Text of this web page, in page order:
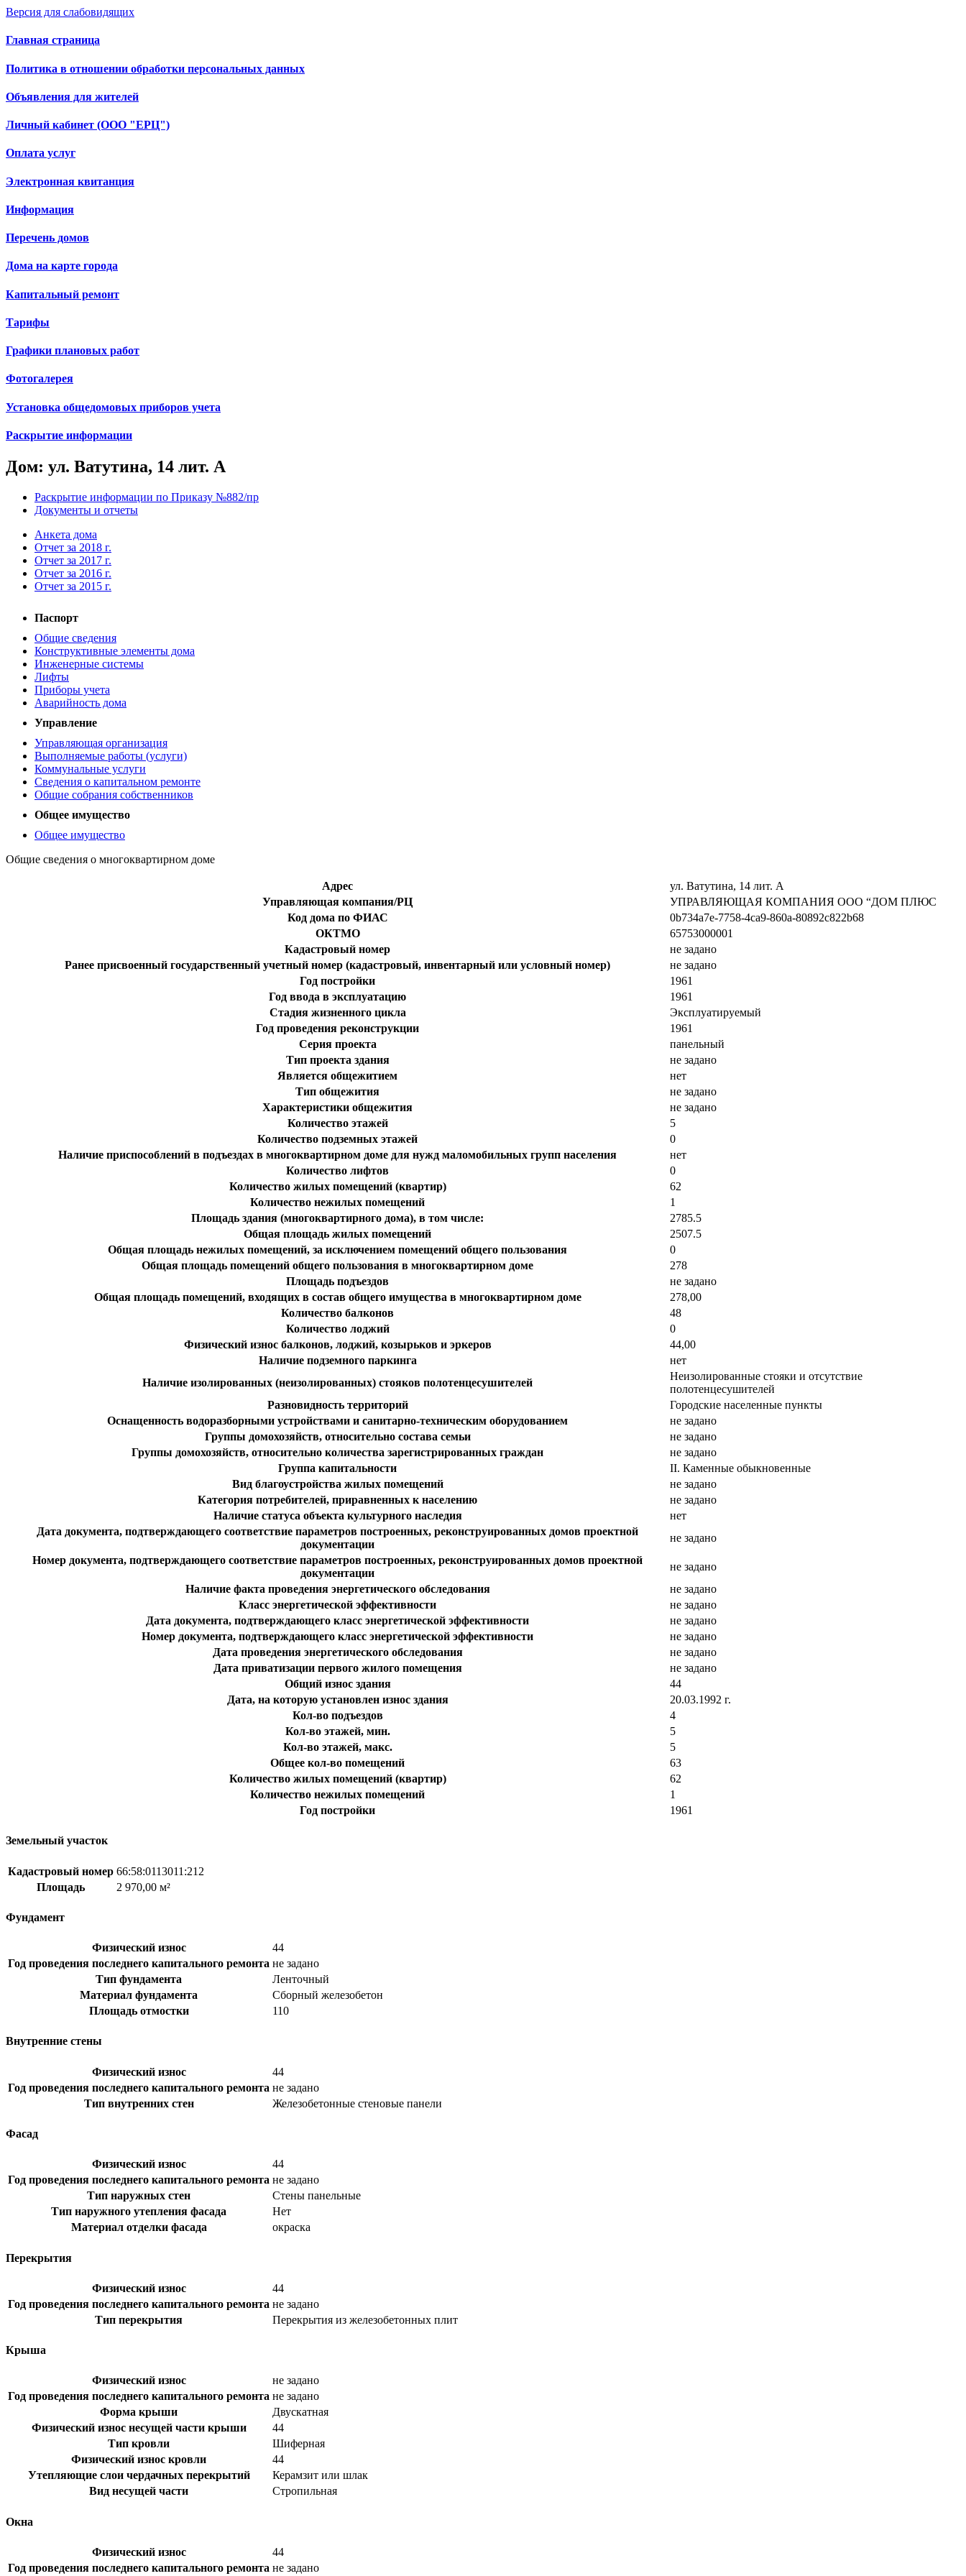
Версия для слабовидящих
Главная страница
Политика в отношении обработки персональных данных
Объявления для жителей
Личный кабинет (ООО "ЕРЦ")
Оплата услуг
Электронная квитанция
Информация
Перечень домов
Дома на карте города
Капитальный ремонт
Тарифы
Графики плановых работ
Фотогалерея
Установка общедомовых приборов учета
Раскрытие информации
Дом: ул. Ватутина, 14 лит. А
Раскрытие информации по Приказу №882/пр
Документы и отчеты
Анкета дома
Отчет за 2018 г.
Отчет за 2017 г.
Отчет за 2016 г.
Отчет за 2015 г.
Паспорт
Общие сведения
Конструктивные элементы дома
Инженерные системы
Лифты
Приборы учета
Аварийность дома
Управление
Управляющая организация
Выполняемые работы (услуги)
Коммунальные услуги
Сведения о капитальном ремонте
Общие собрания собственников
Общее имущество
Общее имущество
Общие сведения о многоквартирном доме
Адрес
ул. Ватутина, 14 лит. А
Управляющая компания/РЦ
УПРАВЛЯЮЩАЯ КОМПАНИЯ ООО “ДОМ ПЛЮС
Код дома по ФИАС
0b734a7e-7758-4ca9-860a-80892c822b68
ОКТМО
65753000001
Кадастровый номер
не задано
Ранее присвоенный государственный учетный номер (кадастровый, инвентарный или условный номер)
не задано
Год постройки
1961
Год ввода в эксплуатацию
1961
Стадия жизненного цикла
Эксплуатируемый
Год проведения реконструкции
1961
Серия проекта
панельный
Тип проекта здания
не задано
Является общежитием
нет
Тип общежития
не задано
Характеристики общежития
не задано
Количество этажей
5
Количество подземных этажей
0
Наличие приспособлений в подъездах в многоквартирном доме для нужд маломобильных групп населения
нет
Количество лифтов
0
Количество жилых помещений (квартир)
62
Количество нежилых помещений
1
Площадь здания (многоквартирного дома), в том числе:
2785.5
Общая площадь жилых помещений
2507.5
Общая площадь нежилых помещений, за исключением помещений общего пользования
0
Общая площадь помещений общего пользования в многоквартирном доме
278
Площадь подъездов
не задано
Общая площадь помещений, входящих в состав общего имущества в многоквартирном доме
278,00
Количество балконов
48
Количество лоджий
0
Физический износ балконов, лоджий, козырьков и эркеров
44,00
Наличие подземного паркинга
нет
Наличие изолированных (неизолированных) стояков полотенцесушителей
Неизолированные стояки и отсутствие
полотенцесушителей
Разновидность территорий
Городские населенные пункты
Оснащенность водоразборными устройствами и санитарно-техническим оборудованием
не задано
Группы домохозяйств, относительно состава семьи
не задано
Группы домохозяйств, относительно количества зарегистрированных граждан
не задано
Группа капитальности
II. Каменные обыкновенные
Вид благоустройства жилых помещений
не задано
Категория потребителей, приравненных к населению
не задано
Наличие статуса объекта культурного наследия
нет
Дата документа, подтверждающего соответствие параметров построенных, реконструированных домов проектной
документации
не задано
Номер документа, подтверждающего соответствие параметров построенных, реконструированных домов проектной
документации
не задано
Наличие факта проведения энергетического обследования
не задано
Класс энергетической эффективности
не задано
Дата документа, подтверждающего класс энергетической эффективности
не задано
Номер документа, подтверждающего класс энергетической эффективности
не задано
Дата проведения энергетического обследования
не задано
Дата приватизации первого жилого помещения
не задано
Общий износ здания
44
Дата, на которую установлен износ здания
20.03.1992 г.
Кол-во подъездов
4
Кол-во этажей, мин.
5
Кол-во этажей, макс.
5
Общее кол-во помещений
63
Количество жилых помещений (квартир)
62
Количество нежилых помещений
1
Год постройки
1961
Земельный участок
Кадастровый номер 66:58:0113011:212
Площадь
2 970,00 м²
Фундамент
Физический износ
44
Год проведения последнего капитального ремонта не задано
Тип фундамента
Ленточный
Материал фундамента
Сборный железобетон
Площадь отмостки
110
Внутренние стены
Физический износ
44
Год проведения последнего капитального ремонта не задано
Тип внутренних стен
Железобетонные стеновые панели
Фасад
Физический износ
44
Год проведения последнего капитального ремонта не задано
Тип наружных стен
Стены панельные
Тип наружного утепления фасада
Нет
Материал отделки фасада
окраска
Перекрытия
Физический износ
44
Год проведения последнего капитального ремонта не задано
Тип перекрытия
Перекрытия из железобетонных плит
Крыша
Физический износ
не задано
Год проведения последнего капитального ремонта не задано
Форма крыши
Двускатная
Физический износ несущей части крыши
44
Тип кровли
Шиферная
Физический износ кровли
44
Утепляющие слои чердачных перекрытий
Керамзит или шлак
Вид несущей части
Стропильная
Окна
Физический износ
44
Год проведения последнего капитального ремонта не задано